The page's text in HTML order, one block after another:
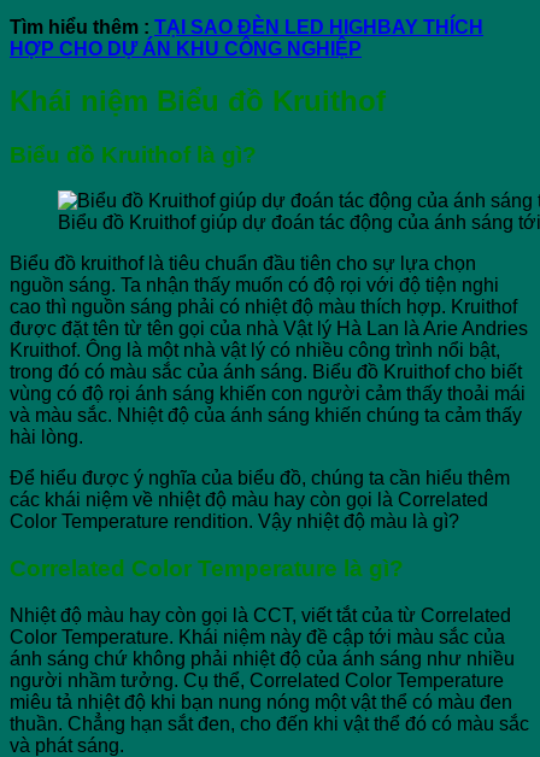
Tìm hiểu thêm : TẠI SAO ĐÈN LED HIGHBAY THÍCH
HỢP CHO DỰ ÁN KHU CÔNG NGHIỆP
Khái niệm Biểu đồ Kruithof
Biểu đồ Kruithof là gì?
Biểu đồ Kruithof giúp dự đoán tác động của ánh sáng
Biểu đồ kruithof là tiêu chuẩn đầu tiên cho sự lựa chọn
nguồn sáng. Ta nhận thấy muốn có độ rọi với độ tiện nghi
cao thì nguồn sáng phải có nhiệt độ màu thích hợp. Kruithof
được đặt tên từ tên gọi của nhà Vật lý Hà Lan là Arie Andries
Kruithof. Ông là một nhà vật lý có nhiều công trình nổi bật,
trong đó có màu sắc của ánh sáng. Biểu đồ Kruithof cho biết
vùng có độ rọi ánh sáng khiến con người cảm thấy thoải mái
và màu sắc. Nhiệt độ của ánh sáng khiến chúng ta cảm thấy
hài lòng.
Để hiểu được ý nghĩa của biểu đồ, chúng ta cần hiểu thêm
các khái niệm về nhiệt độ màu hay còn gọi là Correlated
Color Temperature rendition. Vậy nhiệt độ màu là gì?
Correlated Color Temperature là gì?
Nhiệt độ màu hay còn gọi là CCT, viết tắt của từ Correlated
Color Temperature. Khái niệm này đề cập tới màu sắc của
ánh sáng chứ không phải nhiệt độ của ánh sáng như nhiều
người nhầm tưởng. Cụ thể, Correlated Color Temperature
miêu tả nhiệt độ khi bạn nung nóng một vật thể có màu đen
thuần. Chẳng hạn sắt đen, cho đến khi vật thể đó có màu sắc
và phát sáng.